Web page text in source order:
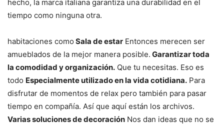
hecho, la marca italiana garantiza una durabilidad en el
tiempo como ninguna otra.
habitaciones como Sala de estar Entonces merecen ser
amueblados de la mejor manera posible. Garantizar toda
la comodidad y organización. Que tu necesitas. Eso es
todo Especialmente utilizado en la vida cotidiana. Para
disfrutar de momentos de relax pero también para pasar
tiempo en compañía. Así que aquí están los archivos.
Varias soluciones de decoración Nos dan ideas que no se